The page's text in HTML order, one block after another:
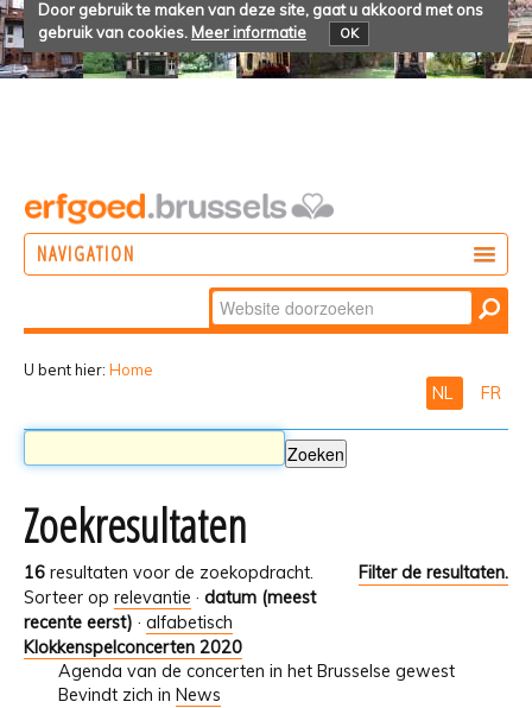
Door gebruik te maken van deze site, gaat u akkoord met ons
gebruik van cookies. Meer informatie OK
NAVIGATION
Zoek
Geavanceerd
U bent hier: Home
NL FR
Zoekresultaten
16 resultaten voor de zoekopdracht.
Filter de resultaten.
Sorteer op relevantie · datum (meest
recente eerst) · alfabetisch
Klokkenspelconcerten 2020
Agenda van de concerten in het Brusselse gewest
Bevindt zich in News